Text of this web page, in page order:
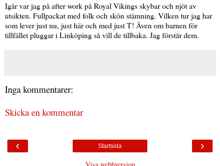
Igår var jag på after work på Royal Vikings skybar och njöt av
utsikten. Fullpackat med folk och skön stämning. Vilken tur jag har
som lever just nu, just här och med just T! Även om barnen för
tillfället pluggar i Linköping så vill de tillbaka. Jag förstår dem.
Inga kommentarer:
Skicka en kommentar
‹ ›
Startsida